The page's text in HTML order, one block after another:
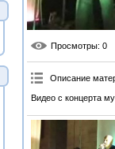
Просмотры: 0
Описание
Видео с концерта